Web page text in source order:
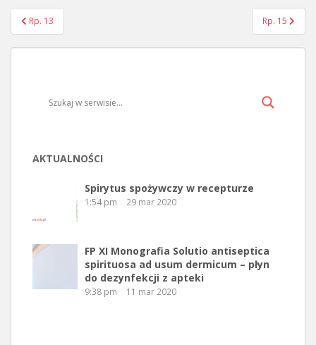
Nawigacja wpisu
Rp. 13 Rp. 15
AKTUALNOŚCI
Spirytus spożywczy w recepturze
1:54 pm 29 mar 2020
FP XI Monografia Solutio antiseptica
spirituosa ad usum dermicum – płyn
do dezynfekcji z apteki
9:38 pm 11 mar 2020